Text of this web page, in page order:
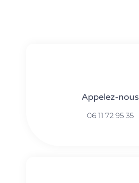
Appelez-nous
06 11 72 95 35